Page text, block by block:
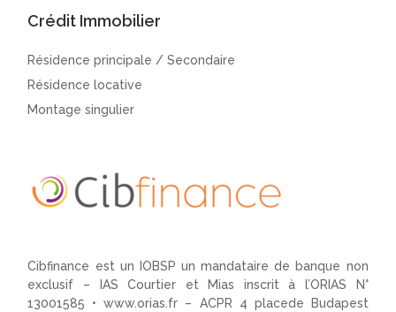
Crédit Immobilier
Résidence principale / Secondaire
Résidence locative
Montage singulier
Cibfinance est un IOBSP un mandataire de banque non
exclusif – IAS Courtier et Mias inscrit à l’ORIAS N°
13001585 •www.orias.fr – ACPR 4 placede Budapest